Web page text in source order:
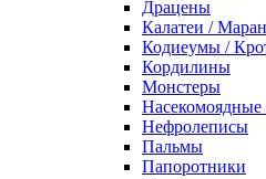
Драцены
Калатеи /
Кодиеумы /
Кордилины
Монстеры
Нефролеписы
Пальмы
Папоротники